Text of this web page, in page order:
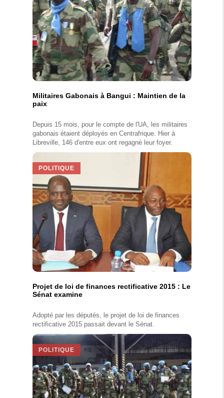
Militaires Gabonais à Bangui : Maintien de la
paix
Depuis 15 mois, pour le compte de l'UA, les militaires
gabonais étaient déployés en Centrafrique. Hier à
Libreville, 146 d'entre eux ont regagné leur foyer.
POLITIQUE
Projet de loi de finances rectificative 2015 : Le
Sénat examine
Adopté par les députés, le projet de loi de finances
rectificative 2015 passait devant le Sénat.
POLITIQUE